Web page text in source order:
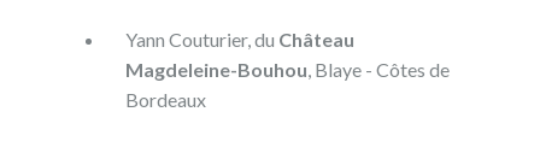
Yann Couturier, du Château
Magdeleine-Bouhou, Blaye - Côtes de
Bordeaux